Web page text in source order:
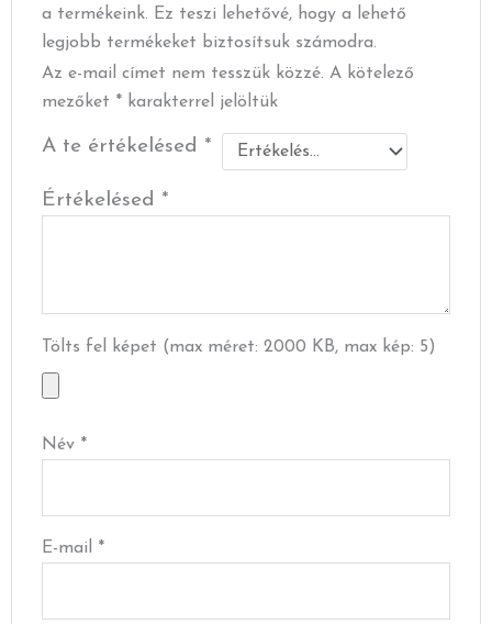
a termékeink. Ez teszi lehetővé, hogy a lehető
legjobb termékeket biztosítsuk számodra.
Az e-mail címet nem tesszük közzé. A kötelező
mezőket *karakterrel jelöltük
A te értékelésed *
Értékelésed *
Tölts fel képet (max méret: 2000 KB, max kép: 5)
Név *
E-mail *